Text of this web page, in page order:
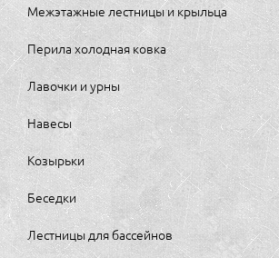
Межэтажные лестницы и крыльца
Перила холодная ковка
Лавочки и урны
Навесы
Козырьки
Беседки
Лестницы для бассейнов